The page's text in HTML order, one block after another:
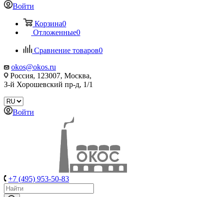
Войти
Корзина0
Отложенные0
Сравнение товаров0
okos@okos.ru
Россия, 123007, Москва,
З-й Хорошевский пр-д, 1/1
Войти
+7 (495) 953-50-83